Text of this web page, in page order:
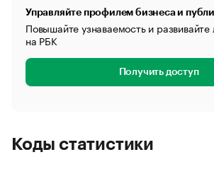
Управляйте профилем бизнеса и
Повышайте узнаваемость и
на РБК
Получить доступ
Коды статистики